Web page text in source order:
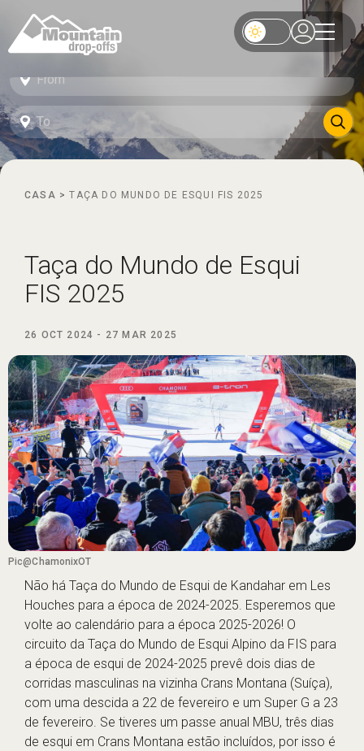
CASA >TAÇA DO MUNDO DE ESQUI FIS 2025
Taça do Mundo de Esqui
FIS 2025
26 OCT 2024 - 27 MAR 2025
Pic@ChamonixOT
Não há Taça do Mundo de Esqui de Kandahar em Les
Houches para a época de 2024-2025. Esperemos que
volte ao calendário para a época 2025-2026! O
circuito da Taça do Mundo de Esqui Alpino da FIS para
a época de esqui de 2024-2025 prevê dois dias de
corridas masculinas na vizinha Crans Montana (Suíça),
com uma descida a 22 de fevereiro e um Super G a 23
de fevereiro. Se tiveres um passe anual MBU, três dias
de esqui em Crans Montana estão incluídos, por isso é